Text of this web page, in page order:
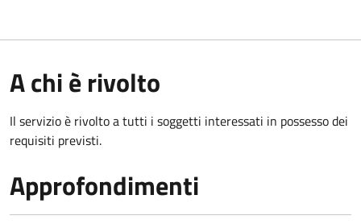
A chi è rivolto
Il servizio è rivolto a tutti i soggetti interessati in possesso dei
requisiti previsti.
Approfondimenti